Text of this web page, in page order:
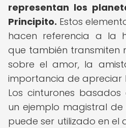
representan los
Principito. Estos
hacen referencia a la
que también transmiten
sobre el amor, la
importancia de apreciar
Los cinturones basados
un ejemplo magistral
puede ser utilizado en el